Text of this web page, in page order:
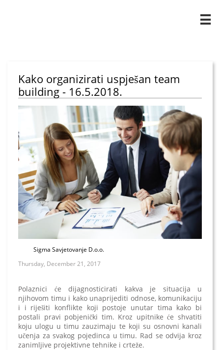

Kako organizirati uspješan team
building - 16.5.2018.
Sigma Savjetovanje D.o.o.
Thursday, December 21, 2017
Polaznici će dijagnosticirati kakva je situacija u
njihovom timu i kako unaprijediti odnose, komunikaciju
i i riješiti konflikte koji postoje unutar tima kako bi
postali pravi pobjenički tim. Kroz upitnike će shvatiti
koju ulogu u timu zauzimaju te koji su osnovni kanali
učenja za svakog pojedinca u timu. Rad se odvija kroz
zanimljive projektivne tehnike i crteže.